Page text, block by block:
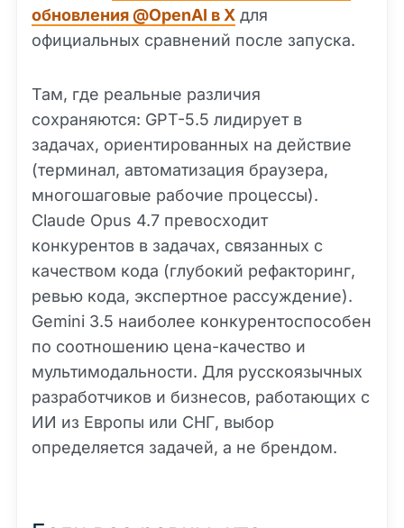
обновления @OpenAI в X для
официальных сравнений после запуска.
Там, где реальные различия
сохраняются: GPT-5.5 лидирует в
задачах, ориентированных на действие
(терминал, автоматизация браузера,
многошаговые рабочие процессы).
Claude Opus 4.7 превосходит
конкурентов в задачах, связанных с
качеством кода (глубокий рефакторинг,
ревью кода, экспертное рассуждение).
Gemini 3.5 наиболее конкурентоспособен
по соотношению цена-качество и
мультимодальности. Для русскоязычных
разработчиков и бизнесов, работающих с
ИИ из Европы или СНГ, выбор
определяется задачей, а не брендом.